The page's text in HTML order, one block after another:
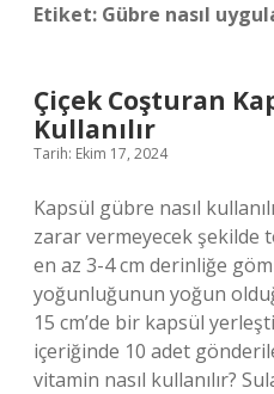
Etiket: Gübre nasıl
Çiçek Coşturan
Kullanılır
Tarih: Ekim 17, 2024
Kapsül gübre nasıl
zarar vermeyecek şekilde
en az 3-4 cm derinliğe
yoğunluğunun yoğun
15 cm’de bir kapsül
içeriğinde 10 adet
vitamin nasıl kullanılır?